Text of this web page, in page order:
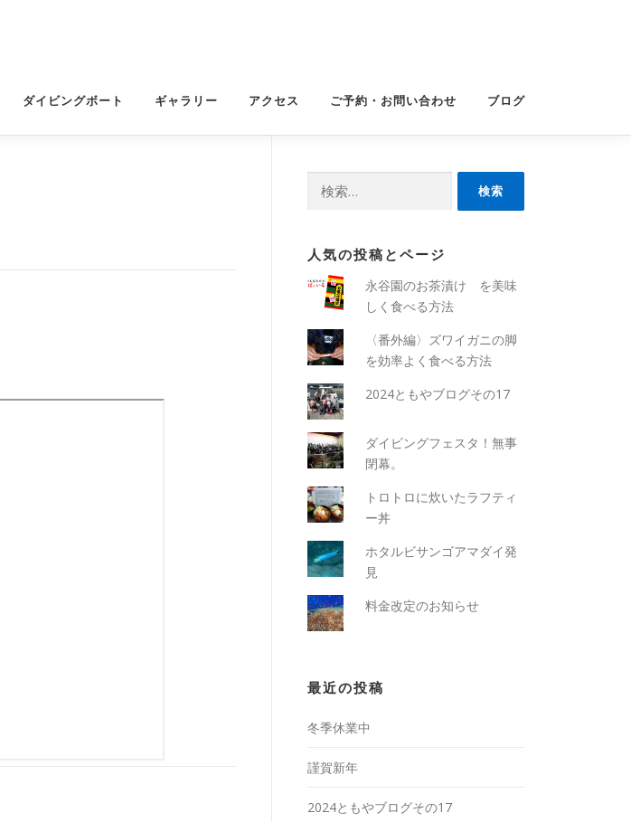
ダイビングボート ギャラリー アクセス ご予約・お問い合わせ ブログ
人気の投稿とページ
永谷園のお茶漬け を美味
しく食べる方法
〈番外編〉ズワイガニの脚
を効率よく食べる方法
2024ともやブログその17
ダイビングフェスタ！無事
閉幕。
トロトロに炊いたラフティ
ー丼
ホタルビサンゴアマダイ発
見
料金改定のお知らせ
最近の投稿
冬季休業中
謹賀新年
2024ともやブログその17